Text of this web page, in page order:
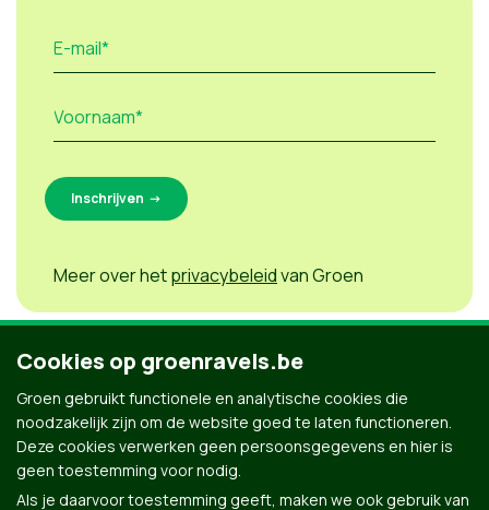
E-mail*
Voornaam*
Meer over hetprivacybeleidvan Groen
Cookies op groenravels.be
Groen gebruikt functionele en analytische cookies die
noodzakelijk zijn om de website goed te laten functioneren.
Deze cookies verwerken geen persoonsgegevens en hier is
geen toestemming voor nodig.
Als je daarvoor toestemming geeft, maken we ook gebruik van